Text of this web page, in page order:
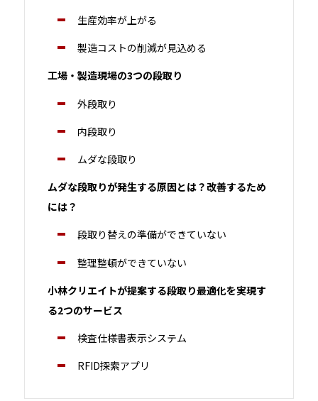
生産効率が上がる
製造コストの削減が見込める
工場・製造現場の3つの段取り
外段取り
内段取り
ムダな段取り
ムダな段取りが発生する原因とは？改善するため
には？
段取り替えの準備ができていない
整理整頓ができていない
小林クリエイトが提案する段取り最適化を実現す
る2つのサービス
検査仕様書表示システム
RFID探索アプリ